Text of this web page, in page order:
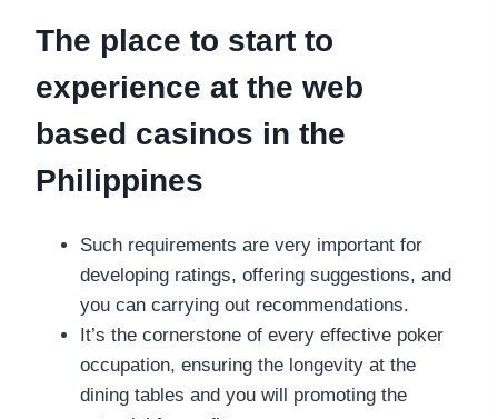
The place to start to
experience at the web
based casinos in the
Philippines
Such requirements are very important for
developing ratings, offering suggestions, and
you can carrying out recommendations.
It’s the cornerstone of every effective poker
occupation, ensuring the longevity at the
dining tables and you will promoting the